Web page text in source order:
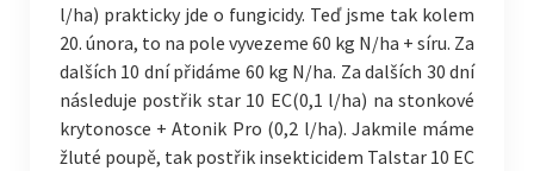
l/ha) prakticky jde o fungicidy. Teď jsme tak kolem
20. února, to na pole vyvezeme 60 kg N/ha + síru. Za
dalších 10 dní přidáme 60 kg N/ha. Za dalších 30 dní
následuje postřik star 10 EC(0,1 l/ha) na stonkové
krytonosce + Atonik Pro (0,2 l/ha). Jakmile máme
žluté poupě, tak postřik insekticidem Talstar 10 EC